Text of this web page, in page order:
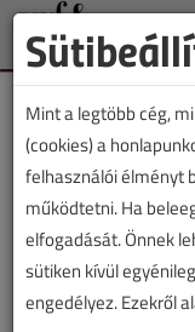
Lapszám:
Mint a legtöbb cég,
(cookies) a
felhasználói élményt
működtetni. Ha
elfogadását. Önnek
sütiken kívül
engedélyez. Ezekről